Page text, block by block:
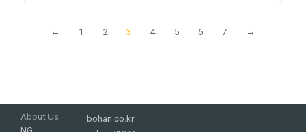
← 1 2 3 4 5 6 7 →
About Us
bohan.co.kr